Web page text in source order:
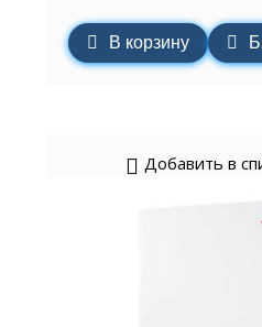
В корзину
Добавить в